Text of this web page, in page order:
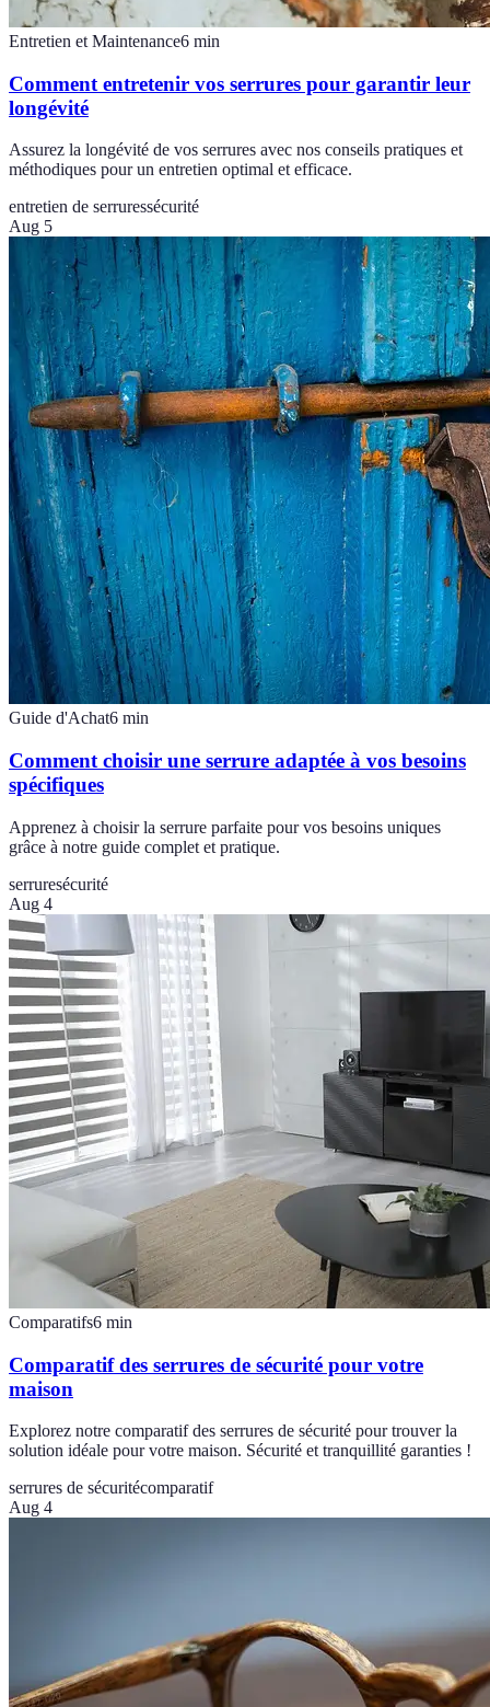
Entretien et Maintenance6 min
Comment entretenir vos serrures pour garantir leur
longévité
Assurez la longévité de vos serrures avec nos conseils pratiques et
méthodiques pour un entretien optimal et efficace.
entretien de serruressécurité
Aug 5
Guide d'Achat6 min
Comment choisir une serrure adaptée à vos besoins
spécifiques
Apprenez à choisir la serrure parfaite pour vos besoins uniques
grâce à notre guide complet et pratique.
serruresécurité
Aug 4
Comparatifs6 min
Comparatif des serrures de sécurité pour votre
maison
Explorez notre comparatif des serrures de sécurité pour trouver la
solution idéale pour votre maison. Sécurité et tranquillité garanties !
serrures de sécuritécomparatif
Aug 4